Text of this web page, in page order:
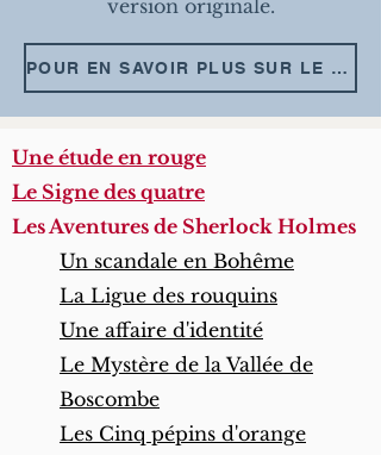
version originale.
POUR EN SAVOIR PLUS SUR LE PROBLEME DES TRADUCTIONS FRANÇAISES DU CANON, CLIQUEZ ICI.
Une étude en rouge
Le Signe des quatre
Les Aventures de Sherlock Holmes
Un scandale en Bohême
La Ligue des rouquins
Une affaire d'identité
Le Mystère de la Vallée de
Boscombe
Les Cinq pépins d'orange